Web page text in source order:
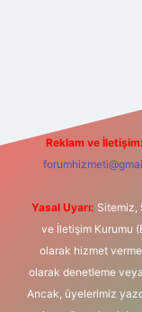
Reklam ve İletişim:
Yasal Uyarı: Sitemiz,
ve İletişim Kurumu
olarak hizmet
olarak denetleme
Ancak, üyelerimiz